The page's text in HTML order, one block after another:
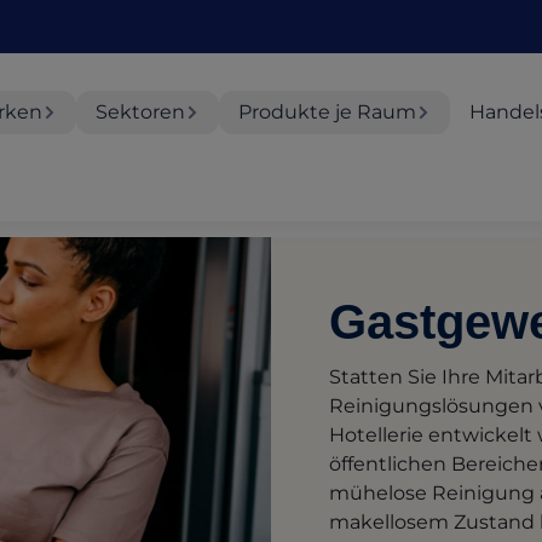
Sektoren Produkte je Raum
Statten Sie Ihre
Reinigungslösungen
Hotellerie entwickelt
öffentlichen
mühelose Reinigung
makellosem Zustand